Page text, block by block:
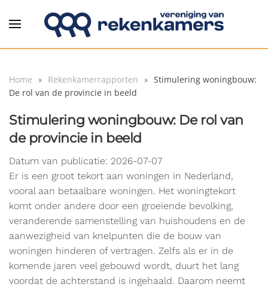
Overslaan en naar de inhoud gaan
Home Rekenkamerrapporten
Stimulering woningbouw:
De rol van de provincie in beeld
Stimulering woningbouw: De rol van
de provincie in beeld
Datum van publicatie: 2026-07-07
Er is een groot tekort aan woningen in Nederland,
vooral aan betaalbare woningen. Het woningtekort
komt onder andere door een groeiende bevolking,
veranderende samenstelling van huishoudens en de
aanwezigheid van knelpunten die de bouw van
woningen hinderen of vertragen. Zelfs als er in de
komende jaren veel gebouwd wordt, duurt het lang
voordat de achterstand is ingehaald. Daarom neemt